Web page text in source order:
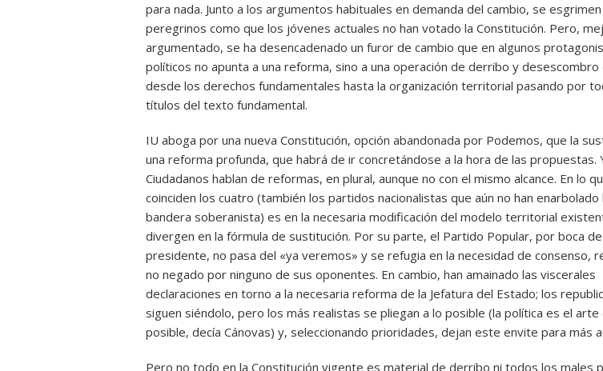
para nada. Junto a los argumentos habituales en demanda del cambio, se
peregrinos como que los jóvenes actuales no han votado la Constitución. Pero,
argumentado, se ha desencadenado un furor de cambio que en algunos
políticos no apunta a una reforma, sino a una operación de derribo y desescombro
desde los derechos fundamentales hasta la organización territorial pasando por
títulos del texto fundamental.
IU aboga por una nueva Constitución, opción abandonada por Podemos, que la
una reforma profunda, que habrá de ir concretándose a la hora de las propuestas.
Ciudadanos hablan de reformas, en plural, aunque no con el mismo alcance. En lo
coinciden los cuatro (también los partidos nacionalistas que aún no han enarbolado
bandera soberanista) es en la necesaria modificación del modelo territorial
divergen en la fórmula de sustitución. Por su parte, el Partido Popular, por boca
presidente, no pasa del «ya veremos» y se refugia en la necesidad de consenso,
no negado por ninguno de sus oponentes. En cambio, han amainado las viscerales
declaraciones en torno a la necesaria reforma de la Jefatura del Estado; los
siguen siéndolo, pero los más realistas se pliegan a lo posible (la política es el arte
posible, decía Cánovas) y, seleccionando prioridades, dejan este envite para más
Pero no todo en la Constitución vigente es material de derribo ni todos los males